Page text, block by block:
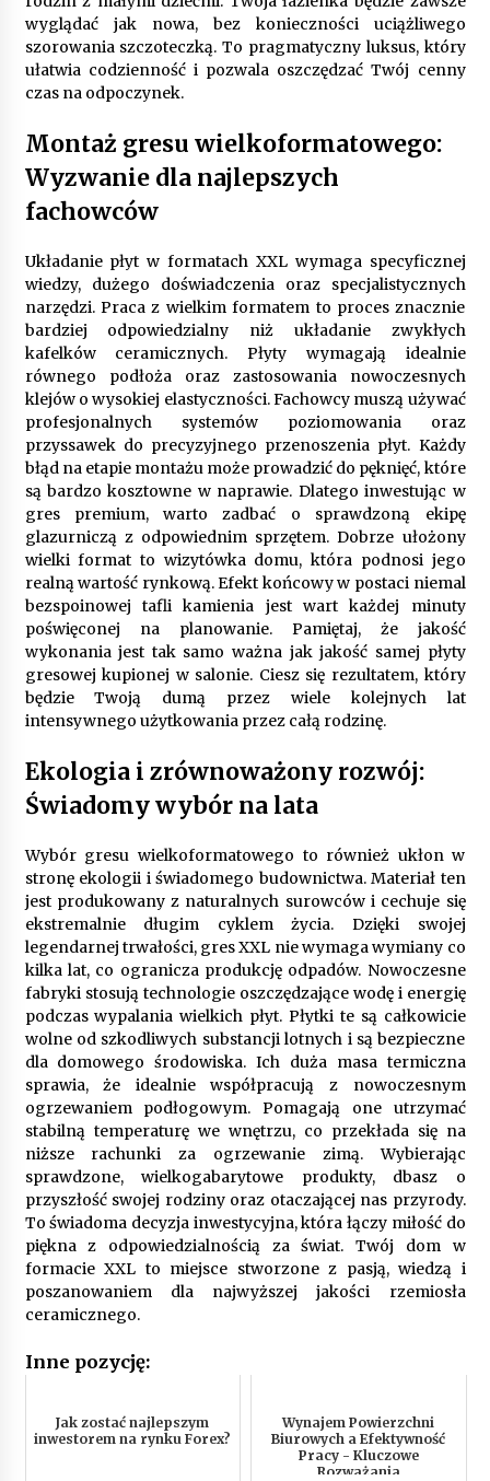
wyglądać jak nowa, bez konieczności uciążliwego
szorowania szczoteczką. To pragmatyczny luksus, który
ułatwia codzienność i pozwala oszczędzać Twój cenny
czas na odpoczynek.
Montaż gresu wielkoformatowego:
Wyzwanie dla najlepszych
fachowców
Układanie płyt w formatach XXL wymaga specyficznej
wiedzy, dużego doświadczenia oraz specjalistycznych
narzędzi. Praca z wielkim formatem to proces znacznie
bardziej odpowiedzialny niż układanie zwykłych
kafelków ceramicznych. Płyty wymagają idealnie
równego podłoża oraz zastosowania nowoczesnych
klejów o wysokiej elastyczności. Fachowcy muszą używać
profesjonalnych systemów poziomowania oraz
przyssawek do precyzyjnego przenoszenia płyt. Każdy
błąd na etapie montażu może prowadzić do pęknięć, które
są bardzo kosztowne w naprawie. Dlatego inwestując w
gres premium, warto zadbać o sprawdzoną ekipę
glazurniczą z odpowiednim sprzętem. Dobrze ułożony
wielki format to wizytówka domu, która podnosi jego
realną wartość rynkową. Efekt końcowy w postaci niemal
bezspoinowej tafli kamienia jest wart każdej minuty
poświęconej na planowanie. Pamiętaj, że jakość
wykonania jest tak samo ważna jak jakość samej płyty
gresowej kupionej w salonie. Ciesz się rezultatem, który
będzie Twoją dumą przez wiele kolejnych lat
intensywnego użytkowania przez całą rodzinę.
Ekologia i zrównoważony rozwój:
Świadomy wybór na lata
Wybór gresu wielkoformatowego to również ukłon w
stronę ekologii i świadomego budownictwa. Materiał ten
jest produkowany z naturalnych surowców i cechuje się
ekstremalnie długim cyklem życia. Dzięki swojej
legendarnej trwałości, gres XXL nie wymaga wymiany co
kilka lat, co ogranicza produkcję odpadów. Nowoczesne
fabryki stosują technologie oszczędzające wodę i energię
podczas wypalania wielkich płyt. Płytki te są całkowicie
wolne od szkodliwych substancji lotnych i są bezpieczne
dla domowego środowiska. Ich duża masa termiczna
sprawia, że idealnie współpracują z nowoczesnym
ogrzewaniem podłogowym. Pomagają one utrzymać
stabilną temperaturę we wnętrzu, co przekłada się na
niższe rachunki za ogrzewanie zimą. Wybierając
sprawdzone, wielkogabarytowe produkty, dbasz o
przyszłość swojej rodziny oraz otaczającej nas przyrody.
To świadoma decyzja inwestycyjna, która łączy miłość do
piękna z odpowiedzialnością za świat. Twój dom w
formacie XXL to miejsce stworzone z pasją, wiedzą i
poszanowaniem dla najwyższej jakości rzemiosła
ceramicznego.
Inne pozycję:
Jak zostać najlepszym
inwestorem na rynku Forex?
Wynajem Powierzchni
Biurowych a Efektywność
Pracy - Kluczowe
Rozważania